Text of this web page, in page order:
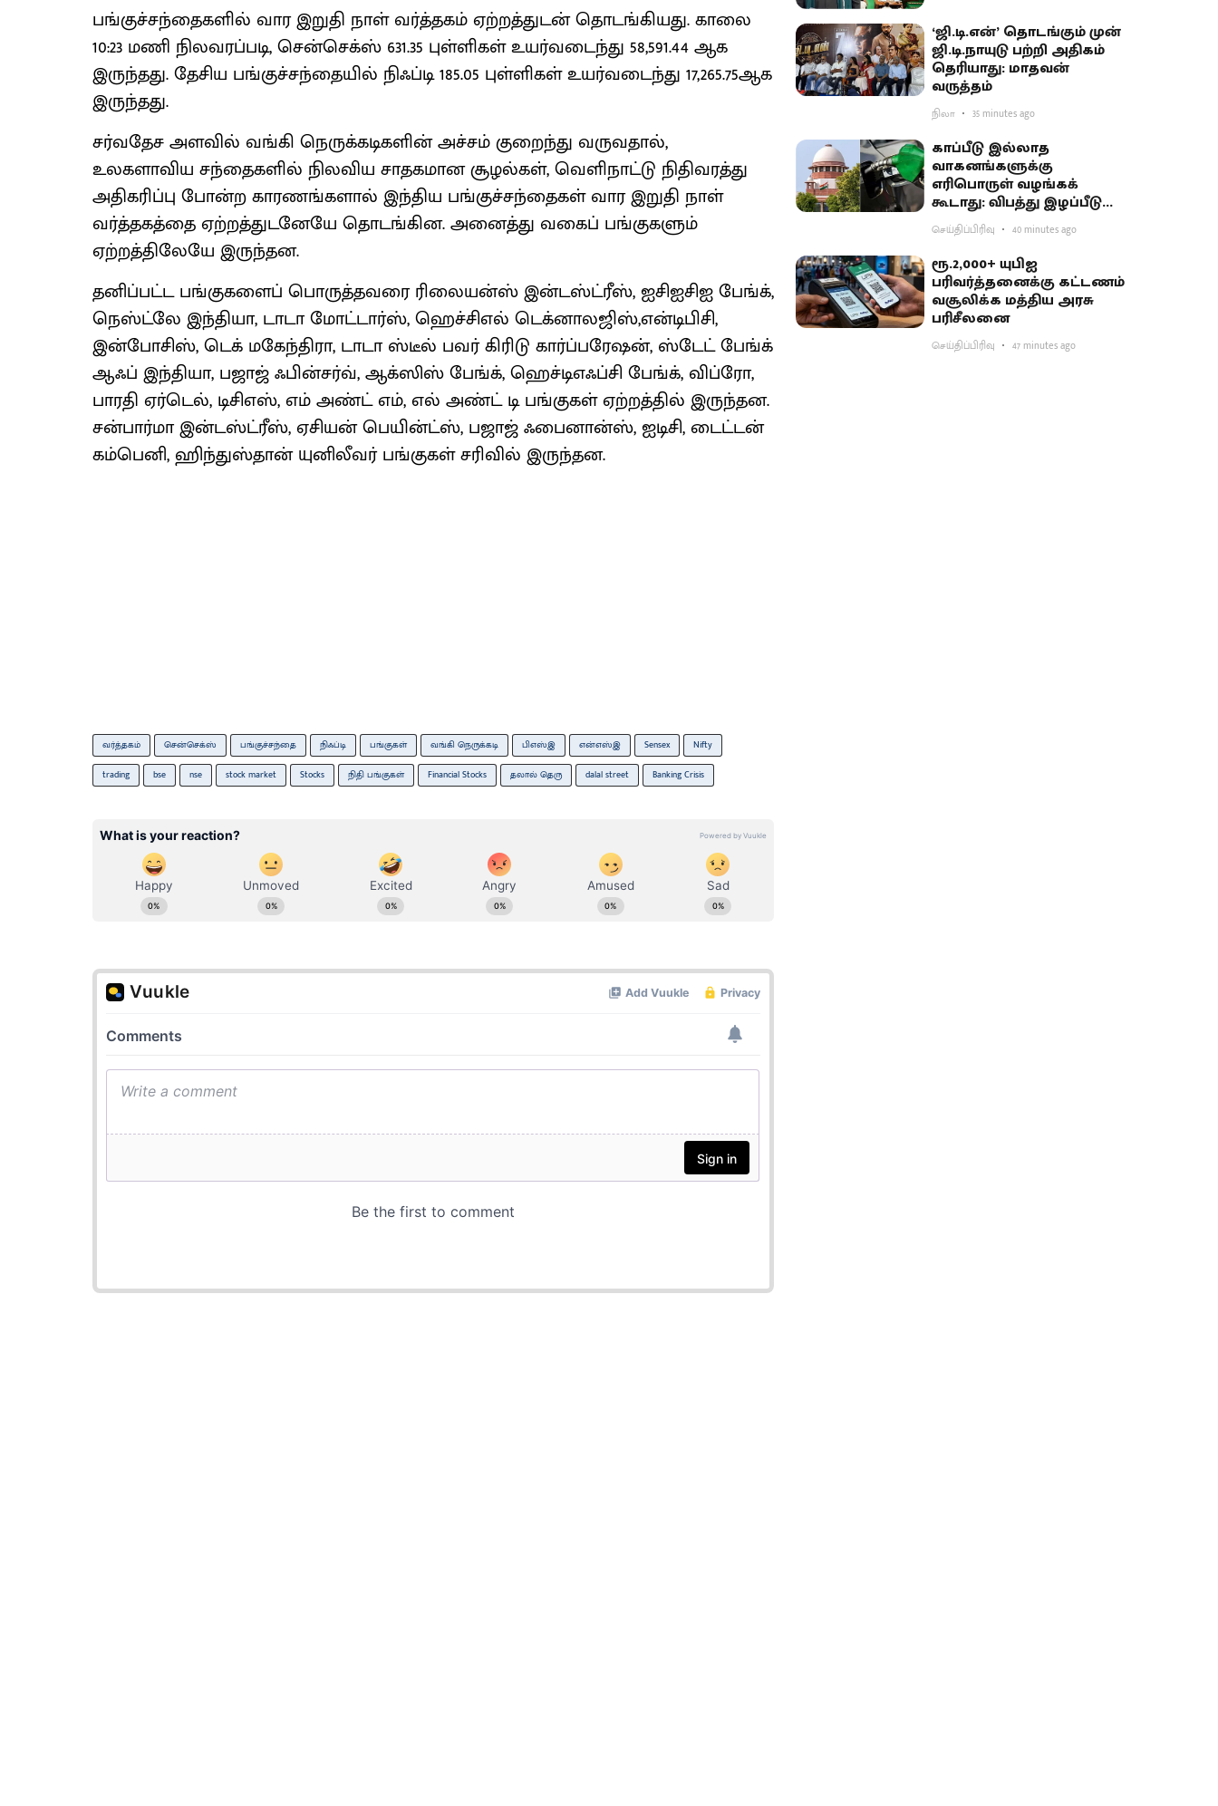
பங்குச்சந்தைகளில் வார இறுதி நாள் வர்த்தகம் ஏற்றத்துடன் தொடங்கியது. காலை
10:23 மணி நிலவரப்படி, சென்செக்ஸ் 631.35 புள்ளிகள் உயர்வடைந்து 58,591.44 ஆக
இருந்தது. தேசிய பங்குச்சந்தையில் நிஃப்டி 185.05 புள்ளிகள் உயர்வடைந்து 17,265.75ஆக
இருந்தது.
சர்வதேச அளவில் வங்கி நெருக்கடிகளின் அச்சம் குறைந்து வருவதால்,
உலகளாவிய சந்தைகளில் நிலவிய சாதகமான சூழல்கள், வெளிநாட்டு நிதிவரத்து
அதிகரிப்பு போன்ற காரணங்களால் இந்திய பங்குச்சந்தைகள் வார இறுதி நாள்
வர்த்தகத்தை ஏற்றத்துடனேயே தொடங்கின. அனைத்து வகைப் பங்குகளும்
ஏற்றத்திலேயே இருந்தன.
தனிப்பட்ட பங்குகளைப் பொருத்தவரை ரிலையன்ஸ் இன்டஸ்ட்ரீஸ், ஐசிஐசிஐ பேங்க்,
நெஸ்ட்லே இந்தியா, டாடா மோட்டார்ஸ், ஹெச்சிஎல் டெக்னாலஜிஸ்,என்டிபிசி,
இன்போசிஸ், டெக் மகேந்திரா, டாடா ஸ்டீல் பவர் கிரிடு கார்ப்பரேஷன், ஸ்டேட் பேங்க்
ஆஃப் இந்தியா, பஜாஜ் ஃபின்சர்வ், ஆக்ஸிஸ் பேங்க், ஹெச்டிஎஃப்சி பேங்க், விப்ரோ,
பாரதி ஏர்டெல், டிசிஎஸ், எம் அண்ட் எம், எல் அண்ட் டி பங்குகள் ஏற்றத்தில் இருந்தன.
சன்பார்மா இன்டஸ்ட்ரீஸ், ஏசியன் பெயின்ட்ஸ், பஜாஜ் ஃபைனான்ஸ், ஐடிசி, டைட்டன்
கம்பெனி, ஹிந்துஸ்தான் யுனிலீவர் பங்குகள் சரிவில் இருந்தன.
வர்த்தகம் சென்செக்ஸ் பங்குச்சந்தை நிஃப்டி பங்குகள் வங்கி நெருக்கடி பிஎஸ்இ என்எஸ்இ Sensex Nifty
trading bse nse stock market Stocks நிதி பங்குகள் Financial Stocks தலால் தெரு dalal street Banking Crisis
‘ஜி.டி.என்’ தொடங்கும் முன்
ஜி.டி.நாயுடு பற்றி அதிகம்
தெரியாது: மாதவன்
வருத்தம்
நிலா 35 minutes ago
காப்பீடு இல்லாத
வாகனங்களுக்கு
எரிபொருள் வழங்கக்
கூடாது: விபத்து இழப்பீடு
வழக்கில் உச்ச நீதிமன்றம்
உத்தரவு
செய்திப்பிரிவு 40 minutes ago
ரூ.2,000+ யுபிஐ
பரிவர்த்தனைக்கு கட்டணம்
வசூலிக்க மத்திய அரசு
பரிசீலனை
செய்திப்பிரிவு 47 minutes ago